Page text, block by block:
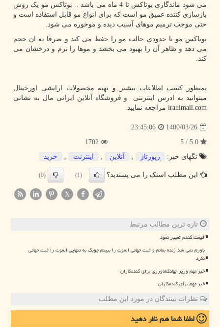
می شود ماندگاری بوتاکس تا 4 ماه می باشد . بوتاکس مو یک روش
بازسازی کننده عمیق مو است که برای انواع مو قابل استفاده است و
حتی موجب ترمیم موهای آسیب دیده و موخوره می شود.
بوتاکس مو تا حدودی حالت مو را حفظ می کند و صرفا به ان حجم
می دهد و ظاهر آن را بهبود می بخشد و موها را نرم و درخشان می
کند.
بمنظور کسب اطلاعات بیشتر و تهیه محصولات ارایشی اورجینال
میتوانید به ادرس اینترنتی و فروشگاه آنلاین ایرانی مال به نشانی
iranimall.com مراجعه نمایید.
1400/03/26
23:45:06
تگهای خبر:
رپورتاژ , آنلاین , اینترنت , خرید
این مطلب اسنک را می پسندید؟ (1)
(0)
X
تازه ترین مطالب مرتبط
قیمت گندم تغییر نمود
باورم نمی شد زنده بمانم و ثبت جهانی الموت را ببینم چوبک به تنهایی الموت را ثبت جهانی
نکرد
خبر مهم وزیر جهادکشاورزی برای گندمکاران
خبر مهم برای گندمکاران
نظرات بینندگان در مورد این مطلب
لطفا شما همنظر دهید